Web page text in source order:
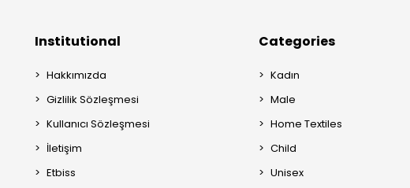
Institutional
Hakkımızda
Gizlilik Sözleşmesi
Kullanıcı Sözleşmesi
İletişim
Etbiss
Categories
Kadın
Male
Home Textiles
Child
Unisex